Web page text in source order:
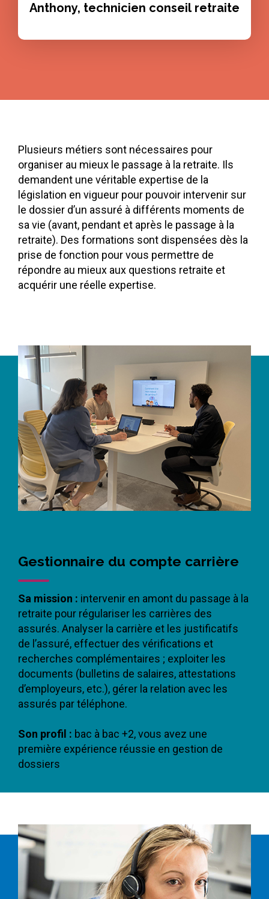
Anthony, technicien conseil retraite
Plusieurs métiers sont nécessaires pour
organiser au mieux le passage à la retraite. Ils
demandent une véritable expertise de la
législation en vigueur pour pouvoir intervenir sur
le dossier d’un assuré à différents moments de
sa vie (avant, pendant et après le passage à la
retraite). Des formations sont dispensées dès la
prise de fonction pour vous permettre de
répondre au mieux aux questions retraite et
acquérir une réelle expertise.
Gestionnaire du compte carrière
Sa mission : intervenir en amont du passage à la
retraite pour régulariser les carrières des
assurés. Analyser la carrière et les justificatifs
de l’assuré, effectuer des vérifications et
recherches complémentaires ; exploiter les
documents (bulletins de salaires, attestations
d’employeurs, etc.), gérer la relation avec les
assurés par téléphone.
Son profil : bac à bac +2, vous avez une
première expérience réussie en gestion de
dossiers